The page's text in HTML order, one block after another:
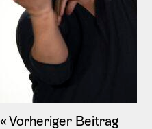
Vorheriger Beitrag